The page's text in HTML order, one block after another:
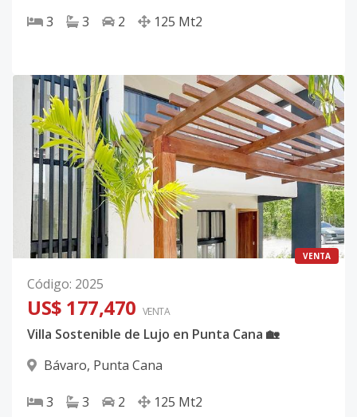
3 3 2 125 Mt2
VENTA
Código: 2025
US$ 177,470 VENTA
Villa Sostenible de Lujo en Punta Cana 🏡
Bávaro, Punta Cana
3 3 2 125 Mt2